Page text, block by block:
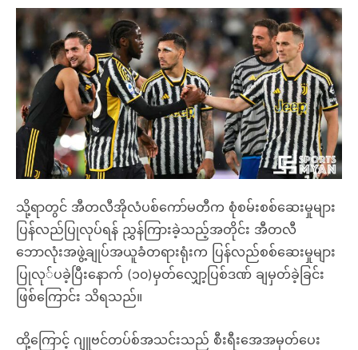
သို့ရာတွင် အီတလီအိုလံပစ်ကော်မတီက စုံစမ်းစစ်ဆေးမှုများ
ပြန်လည်ပြုလုပ်ရန် ညွှန်ကြားခဲ့သည့်အတိုင်း အီတလီ
ဘောလုံးအဖွဲ့ချုပ်အယူခံတရားရုံးက ပြန်လည်စစ်ဆေးမှုများ
ပြုလု်ပခဲ့ပြီးနောက် (၁၀)မှတ်လျှော့ပြစ်ဒဏ် ချမှတ်ခဲ့ခြင်း
ဖြစ်ကြောင်း သိရသည်။
ထို့ကြောင့် ဂျူဗင်တပ်စ်အသင်းသည် စီးရီးအေအမှတ်ပေး